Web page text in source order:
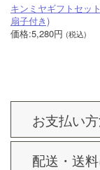
キンミヤギフトセッ
扇子付き)
価格:5,280円 (税込)
お支払い
配送・送